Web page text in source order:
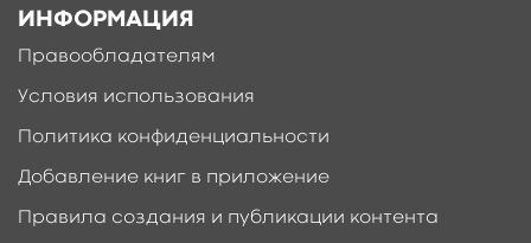
ИНФОРМАЦИЯ
Правообладателям
Условия использования
Политика конфиденциальности
Добавление книг в приложение
Правила создания и публикации контента